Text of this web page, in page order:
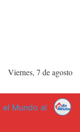
Viernes, 7 de agosto
el Mundo al